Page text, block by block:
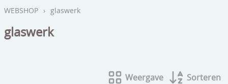
WEBSHOP
OUTLET
INFO
WEBSHOP › glaswerk
glaswerk
Weergave Sorteren